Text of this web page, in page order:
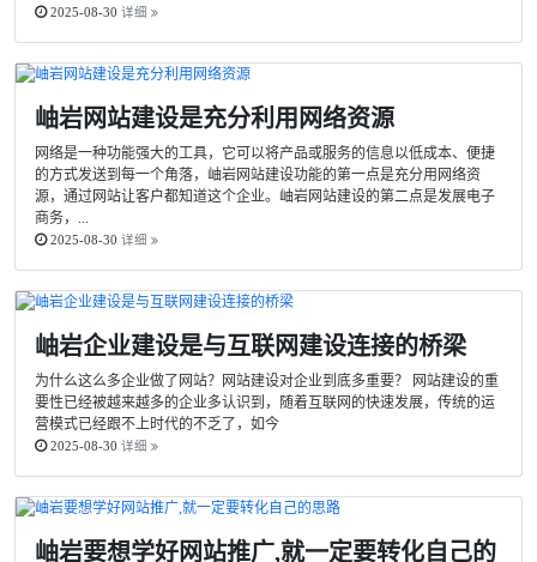
2025-08-30 详细
岫岩网站建设是充分利用网络资源
网络是一种功能强大的工具，它可以将产品或服务的信息以低成本、便捷
的方式发送到每一个角落，岫岩网站建设功能的第一点是充分用网络资
源，通过网站让客户都知道这个企业。岫岩网站建设的第二点是发展电子
商务，...
2025-08-30 详细
岫岩企业建设是与互联网建设连接的桥梁
为什么这么多企业做了网站？网站建设对企业到底多重要？ 网站建设的重
要性已经被越来越多的企业多认识到，随着互联网的快速发展，传统的运
营模式已经跟不上时代的不乏了，如今
2025-08-30 详细
岫岩要想学好网站推广,就一定要转化自己的